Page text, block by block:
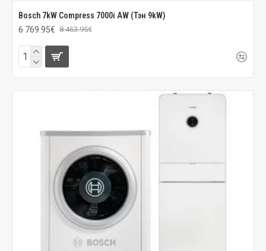
Bosch 7kW Compress 7000i AW (Тэн 9kW)
6 769.95€ 8 463.95€